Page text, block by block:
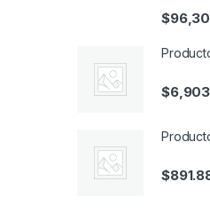
$
$
$